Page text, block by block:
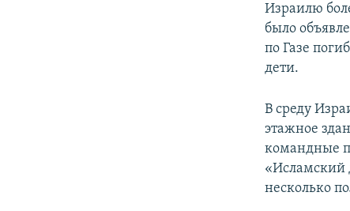
Израилю
было
по Газе
дети.
В среду
этажное
командные
«Исламский
несколько